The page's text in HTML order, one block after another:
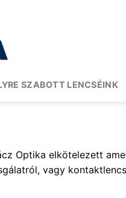
SZABOTT LENCSÉINK
Optika elkötelezett
vagy